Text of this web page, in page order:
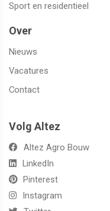
Sport en residentieel
Over
Nieuws
Vacatures
Contact
Volg Altez
Altez Agro Bouw
LinkedIn
Pinterest
Instagram